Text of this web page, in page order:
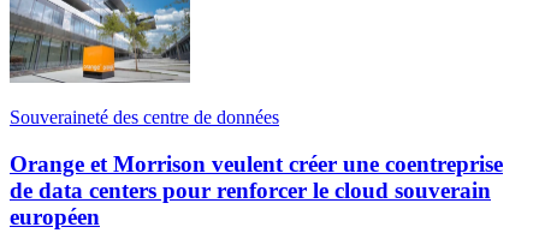
Souveraineté des centre de données
Orange et Morrison veulent créer une coentreprise
de data centers pour renforcer le cloud souverain
européen